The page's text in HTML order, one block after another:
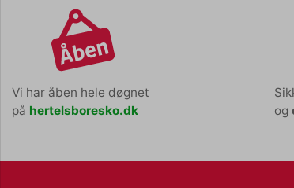
Vi har åben hele døgnet
på hertelsboresko.dk
og